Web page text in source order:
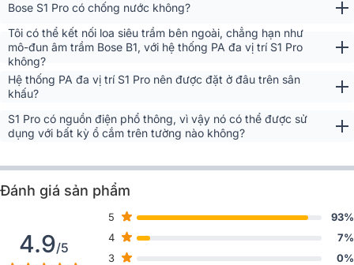
Bose S1 pro công suất mạnh mẽ 150W
Loa Bose S1 Pro sử dụng hệ thống củ loa được thiết kế dựa trên
công nghệ độc quyền của Bose, mang đến âm thanh mạnh mẽ và
chi tiết từ 70Hz đến 16KHz. Hệ thống này tạo ra âm thanh phong
phú, đầy đặn và mang tính nhạc tính cao.
Bose S1 Pro có chống nước không?
Tôi có thể kết nối loa siêu trầm bên ngoài, chẳng hạn như
mô-đun âm trầm Bose B1, với hệ thống PA đa vị trí S1 Pro
không?
Hệ thống PA đa vị trí S1 Pro nên được đặt ở đâu trên sân
khấu?
S1 Pro có nguồn điện phổ thông, vì vậy nó có thể được sử
dụng với bất kỳ ổ cắm trên tường nào không?
Đánh giá sản phẩm
4.9/5
5
93%
4
7%
3
0%